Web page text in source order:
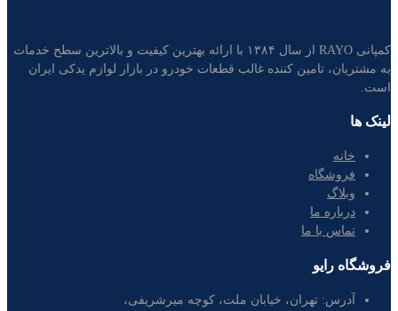
کمپانی RAYO از سال ۱۳۸۴ با ارائه بهترین کیفیت و بالاترین سطح خدمات
به مشتریان، تامین کننده غالب قطعات خودرو در بازار لوازم یدکی ایران
است.
لینک ها
خانه
فروشگاه
وبلاگ
درباره ما
تماس با ما
فروشگاه رایو
آدرس: تهران، خیابان ملت، کوچه میرشریفی،